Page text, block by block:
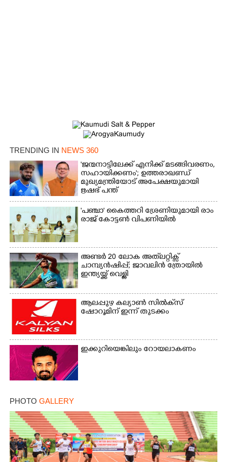
TRENDING IN NEWS 360
'ജന്മനാട്ടിലേക്ക് എനിക്ക് മടങ്ങിവരണം,
സഹായിക്കണം'; ഉത്തരാഖണ്ഡ്
മുഖ്യമന്ത്രിയോട് അപേക്ഷയുമായി
ഋഷഭ് പന്ത്
'​പ​ഞ്ചാ​'​ ​കൈ​ത്ത​റി​ ​ശ്രേ​ണി​യു​മാ​യി​ ​രാം​
രാ​ജ് ​കോ​ട്ടൺ വിപണിയിൽ
അണ്ടർ 20 ലോക അത്‌ലറ്റിക്സ്
ചാമ്പ്യൻഷിപ്പ്; ജാവലിൻ ത്രോയിൽ
ഇന്ത്യയ്ക്ക് വെള്ളി
ആലപ്പുഴ കല്യാൺ സിൽക്‌സ്
ഷോറൂമിന് ഇന്ന് തുടക്കം
ഇക്കുറിയെങ്കിലും റോയലാകണം
PHOTO GALLERY